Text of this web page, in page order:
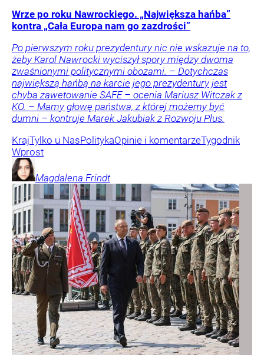
Wrze po roku Nawrockiego. „Największa hańba”
kontra „Cała Europa nam go zazdrości”
Po pierwszym roku prezydentury nic nie wskazuje na to,
żeby Karol Nawrocki wyciszył spory między dwoma
zwaśnionymi politycznymi obozami. – Dotychczas
największą hańbą na karcie jego prezydentury jest
chyba zawetowanie SAFE – ocenia Mariusz Witczak z
KO. – Mamy głowę państwa, z której możemy być
dumni – kontruje Marek Jakubiak z Rozwoju Plus.
KrajTylko u NasPolitykaOpinie i komentarzeTygodnik
Wprost
Magdalena Frindt